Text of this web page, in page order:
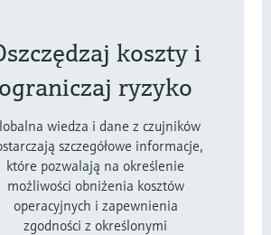
koszty i
ograniczaj ryzyko
wiedza i dane z czujników
szczegółowe informacje,
które pozwalają na określenie
możliwości obniżenia kosztów
operacyjnych i zapewnienia
zgodności z określonymi